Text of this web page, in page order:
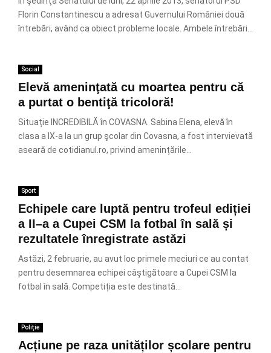
Florin Constantinescu a adresat Guvernului României două
întrebări, având ca obiect probleme locale. Ambele întrebări...
Social
Elevă ameninţată cu moartea pentru că
a purtat o bentiţă tricoloră!
Situație INCREDIBILĂ în COVASNA. Sabina Elena, elevă în
clasa a IX-a la un grup şcolar din Covasna, a fost intervievată
aseară de cotidianul.ro, privind amenințările...
Sport
Echipele care luptă pentru trofeul ediției
a II–a a Cupei CSM la fotbal în sală și
rezultatele înregistrate astăzi
Astăzi, 2 februarie, au avut loc primele meciuri ce au contat
pentru desemnarea echipei câștigătoare a Cupei CSM la
fotbal în sală. Competiția este destinată...
Poliție
Acțiune pe raza unităților școlare pentru